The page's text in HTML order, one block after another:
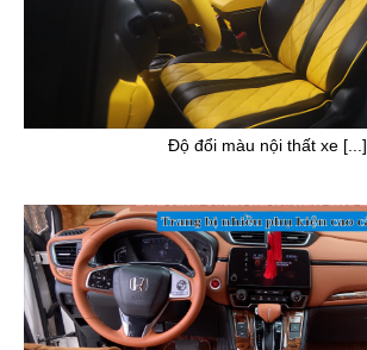
Độ đổi màu nội thất xe [...]